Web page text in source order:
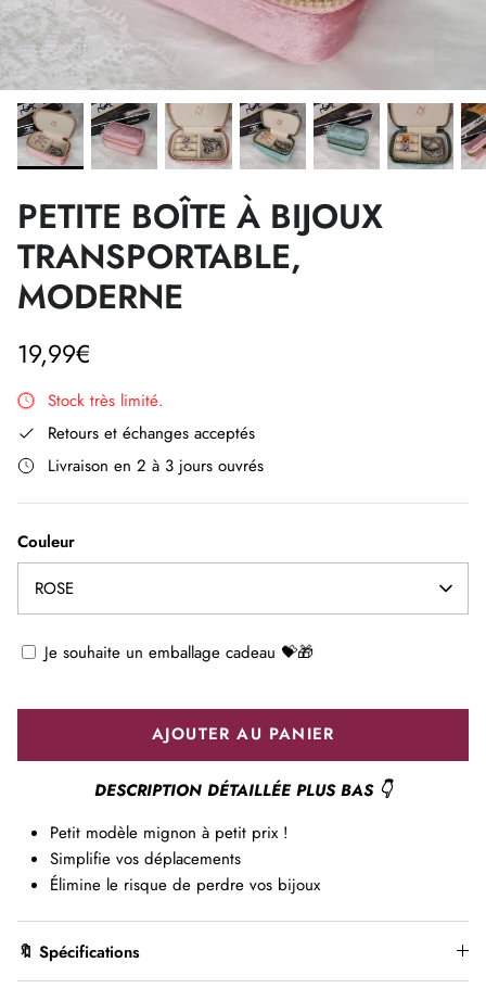
PETITE BOÎTE À BIJOUX
TRANSPORTABLE,
MODERNE
19,99€
Stock très limité.
Retours et échanges acceptés
Livraison en 2 à 3 jours ouvrés
Couleur
ROSE
Je souhaite un emballage cadeau 💝🎁
AJOUTER AU PANIER
DESCRIPTION DÉTAILLÉE PLUS BAS 👇
Petit modèle mignon à petit prix !
Simplifie vos déplacements
Élimine le risque de perdre vos bijoux
🔖 Spécifications